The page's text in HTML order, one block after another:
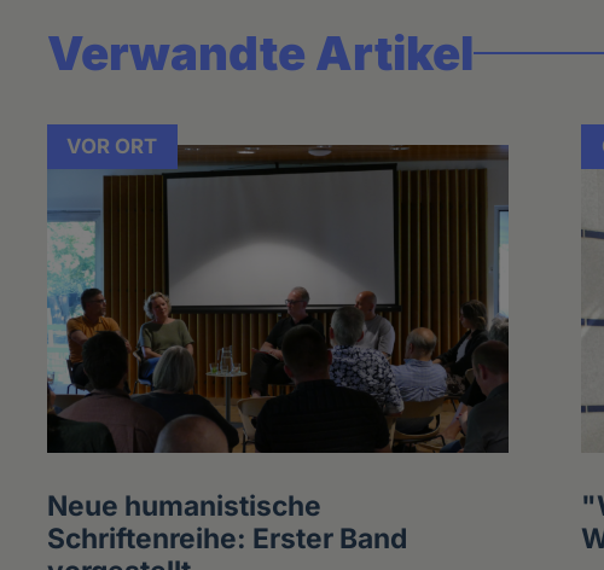
Verwandte Artikel
VOR ORT
Neue humanistische
Schriftenreihe: Erster Band